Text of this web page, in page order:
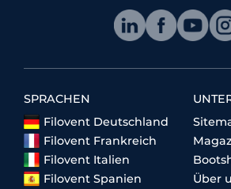
SPRACHEN
Filovent Deutschland
Filovent Frankreich
Filovent Italien
Filovent Spanien
Über